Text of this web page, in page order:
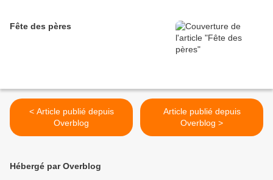
Fête des pères
< Article publié depuis
Overblog
Article publié depuis
Overblog >
Hébergé par Overblog